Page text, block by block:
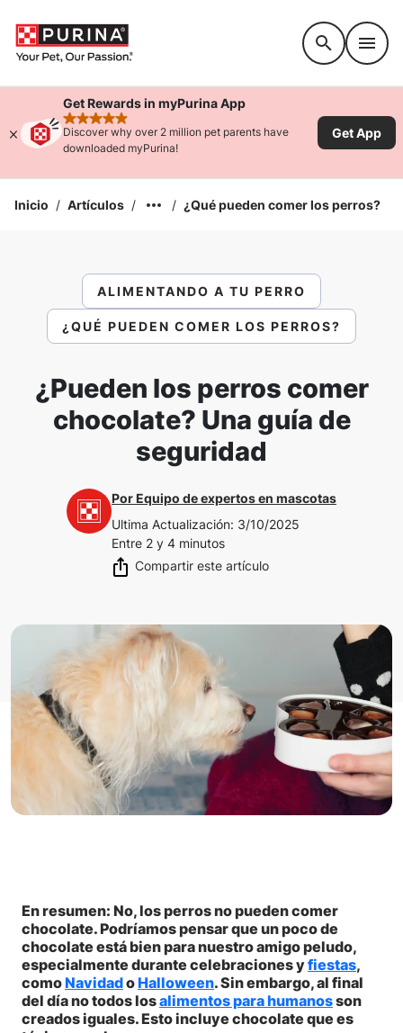
Get Rewards in myPurina App
rated 4.9 stars
Discover why over 2 million pet parents have
downloaded myPurina!
Get App
Inicio / Artículos / / ¿Qué pueden comer los perros?
ALIMENTANDO A TU PERRO
¿QUÉ PUEDEN COMER LOS PERROS?
¿Pueden los perros comer
chocolate? Una guía de
seguridad
PorEquipo de expertos en mascotas
Ultima Actualización: 3/10/2025
Entre 2 y 4 minutos
Compartir este artículo
En resumen: No, los perros no pueden comer
chocolate. Podríamos pensar que un poco de
chocolate está bien para nuestro amigo peludo,
especialmente durante celebraciones yfiestas,
comoNavidadoHalloween. Sin embargo, al final
del día no todos losalimentos para humanosson
creados iguales. Esto incluye chocolate que es